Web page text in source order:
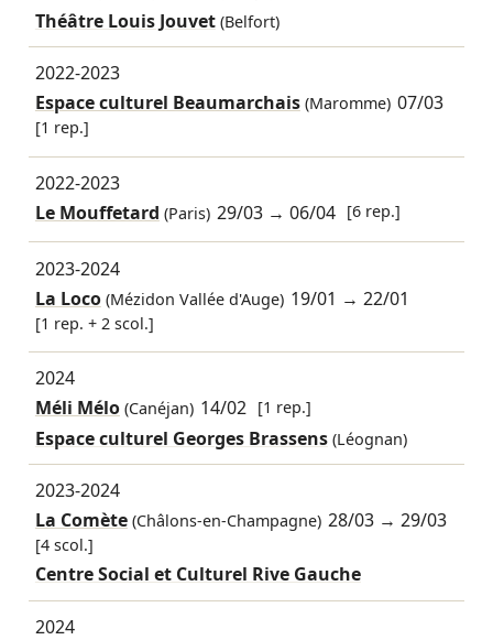
Théâtre Louis Jouvet (Belfort)
2022-2023
Espace culturel Beaumarchais(Maromme) 07/03
[1 rep.]
2022-2023
Le Mouffetard (Paris) 29/03 →06/04 [6 rep.]
2023-2024
La Loco(Mézidon Vallée d'Auge) 19/01 →22/01
[1 rep. + 2 scol.]
2024
Méli Mélo(Canéjan) 14/02 [1 rep.]
Espace culturel Georges Brassens (Léognan)
2023-2024
La Comète(Châlons-en-Champagne) 28/03 →29/03
[4 scol.]
Centre Social et Culturel Rive Gauche
2024